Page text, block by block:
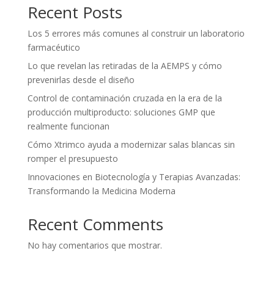
Recent Posts
Los 5 errores más comunes al construir un laboratorio
farmacéutico
Lo que revelan las retiradas de la AEMPS y cómo
prevenirlas desde el diseño
Control de contaminación cruzada en la era de la
producción multiproducto: soluciones GMP que
realmente funcionan
Cómo Xtrimco ayuda a modernizar salas blancas sin
romper el presupuesto
Innovaciones en Biotecnología y Terapias Avanzadas:
Transformando la Medicina Moderna
Recent Comments
No hay comentarios que mostrar.